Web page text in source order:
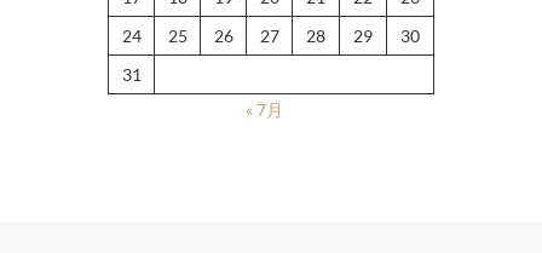
24
25 26 27 28 29
30
31
« 7月